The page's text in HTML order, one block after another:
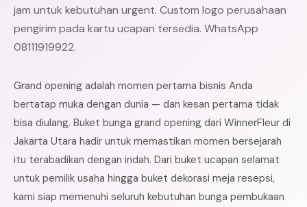
jam untuk kebutuhan urgent. Custom logo perusahaan
pengirim pada kartu ucapan tersedia. WhatsApp
08111919922.
Grand opening adalah momen pertama bisnis Anda
bertatap muka dengan dunia — dan kesan pertama tidak
bisa diulang. Buket bunga grand opening dari WinnerFleur di
Jakarta Utara hadir untuk memastikan momen bersejarah
itu terabadikan dengan indah. Dari buket ucapan selamat
untuk pemilik usaha hingga buket dekorasi meja resepsi,
kami siap memenuhi seluruh kebutuhan bunga pembukaan